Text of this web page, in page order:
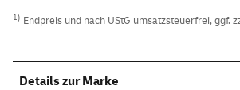
1) Endpreis und nach UStG umsatzsteuerfrei, ggf.
Details zur Marke